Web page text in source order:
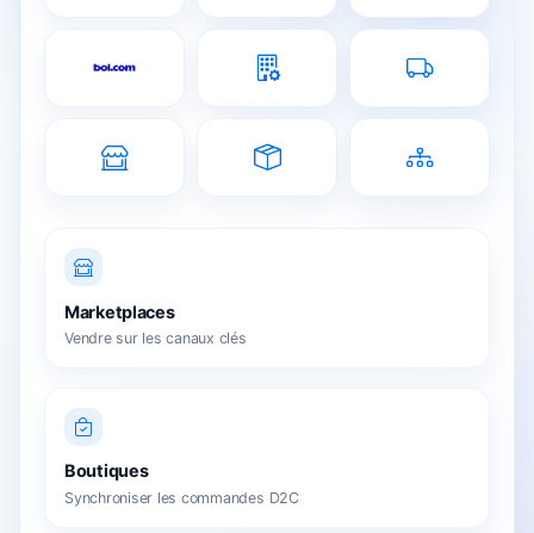
Marketplaces
Vendre sur les canaux clés
Boutiques
Synchroniser les commandes D2C